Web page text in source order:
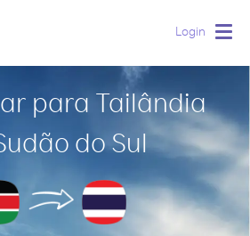
Login
para Tailândia
do Sul